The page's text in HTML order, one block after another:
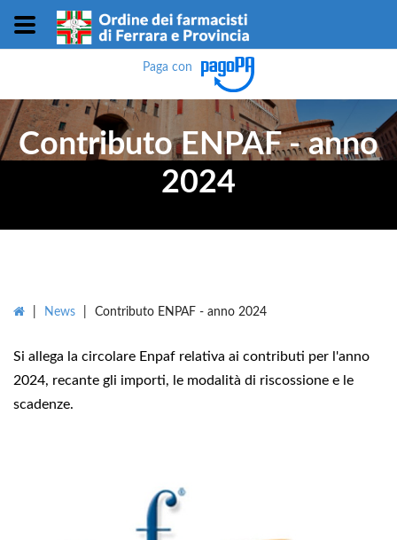
Paga con
Contributo ENPAF - anno
2024
News Contributo ENPAF - anno 2024
Si allega la circolare Enpaf relativa ai contributi per l'anno
2024, recante gli importi, le modalità di riscossione e le
scadenze.